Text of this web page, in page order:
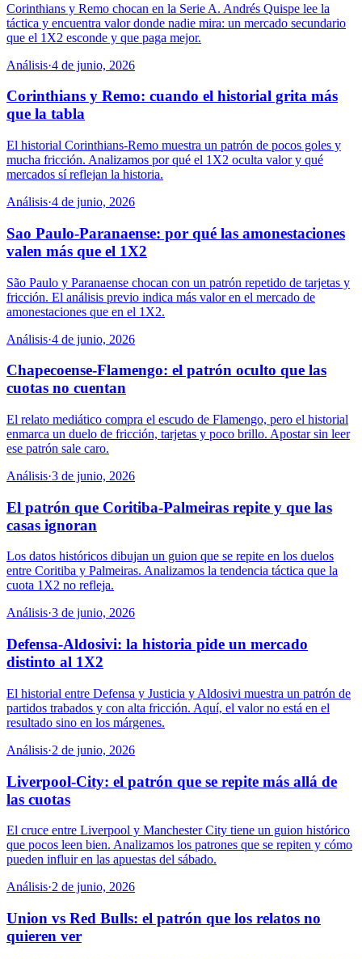
Corinthians y Remo chocan en la Serie A. Andrés Quispe lee la
táctica y encuentra valor donde nadie mira: un mercado secundario
que el 1X2 esconde y que paga mejor.
Análisis·4 de junio, 2026
Corinthians y Remo: cuando el historial grita más
que la tabla
El historial Corinthians-Remo muestra un patrón de pocos goles y
mucha fricción. Analizamos por qué el 1X2 oculta valor y qué
mercados sí reflejan la historia.
Análisis·4 de junio, 2026
Sao Paulo-Paranaense: por qué las amonestaciones
valen más que el 1X2
São Paulo y Paranaense chocan con un patrón repetido de tarjetas y
fricción. El análisis previo indica más valor en el mercado de
amonestaciones que en el 1X2.
Análisis·4 de junio, 2026
Chapecoense-Flamengo: el patrón oculto que las
cuotas no cuentan
El relato mediático compra el escudo de Flamengo, pero el historial
enmarca un duelo de fricción, tarjetas y poco brillo. Apostar sin leer
ese patrón sale caro.
Análisis·3 de junio, 2026
El patrón que Coritiba-Palmeiras repite y que las
casas ignoran
Los datos históricos dibujan un guion que se repite en los duelos
entre Coritiba y Palmeiras. Analizamos la tendencia táctica que la
cuota 1X2 no refleja.
Análisis·3 de junio, 2026
Defensa-Aldosivi: la historia pide un mercado
distinto al 1X2
El historial entre Defensa y Justicia y Aldosivi muestra un patrón de
partidos trabados y con alta fricción. Aquí, el valor no está en el
resultado sino en los márgenes.
Análisis·2 de junio, 2026
Liverpool-City: el patrón que se repite más allá de
las cuotas
El cruce entre Liverpool y Manchester City tiene un guion histórico
que pocos leen bien. Analizamos los patrones que se repiten y cómo
pueden influir en las apuestas del sábado.
Análisis·2 de junio, 2026
Union vs Red Bulls: el patrón que los relatos no
quieren ver